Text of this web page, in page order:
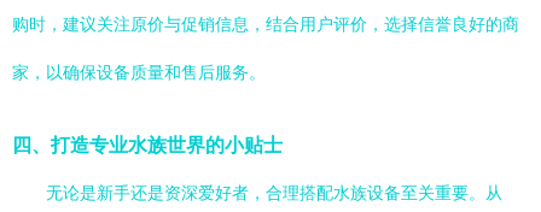
购时，建议关注原价与促销信息，结合用户评价，选择信誉良好的商
家，以确保设备质量和售后服务。
四、打造专业水族世界的小贴士
无论是新手还是资深爱好者，合理搭配水族设备至关重要。从